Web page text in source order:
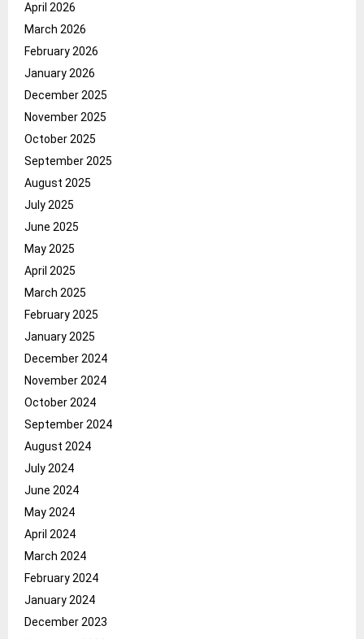
April 2026
March 2026
February 2026
January 2026
December 2025
November 2025
October 2025
September 2025
August 2025
July 2025
June 2025
May 2025
April 2025
March 2025
February 2025
January 2025
December 2024
November 2024
October 2024
September 2024
August 2024
July 2024
June 2024
May 2024
April 2024
March 2024
February 2024
January 2024
December 2023